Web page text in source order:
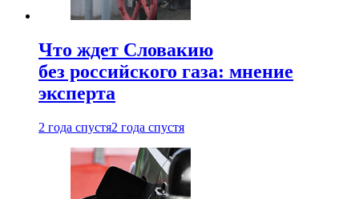
Что ждет Словакию
без российского газа: мнение
эксперта
2 года спустя2 года спустя